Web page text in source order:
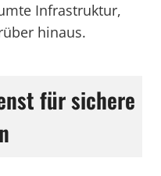
Infrastruktur,
hinaus.
für sichere